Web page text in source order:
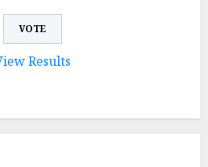
Results